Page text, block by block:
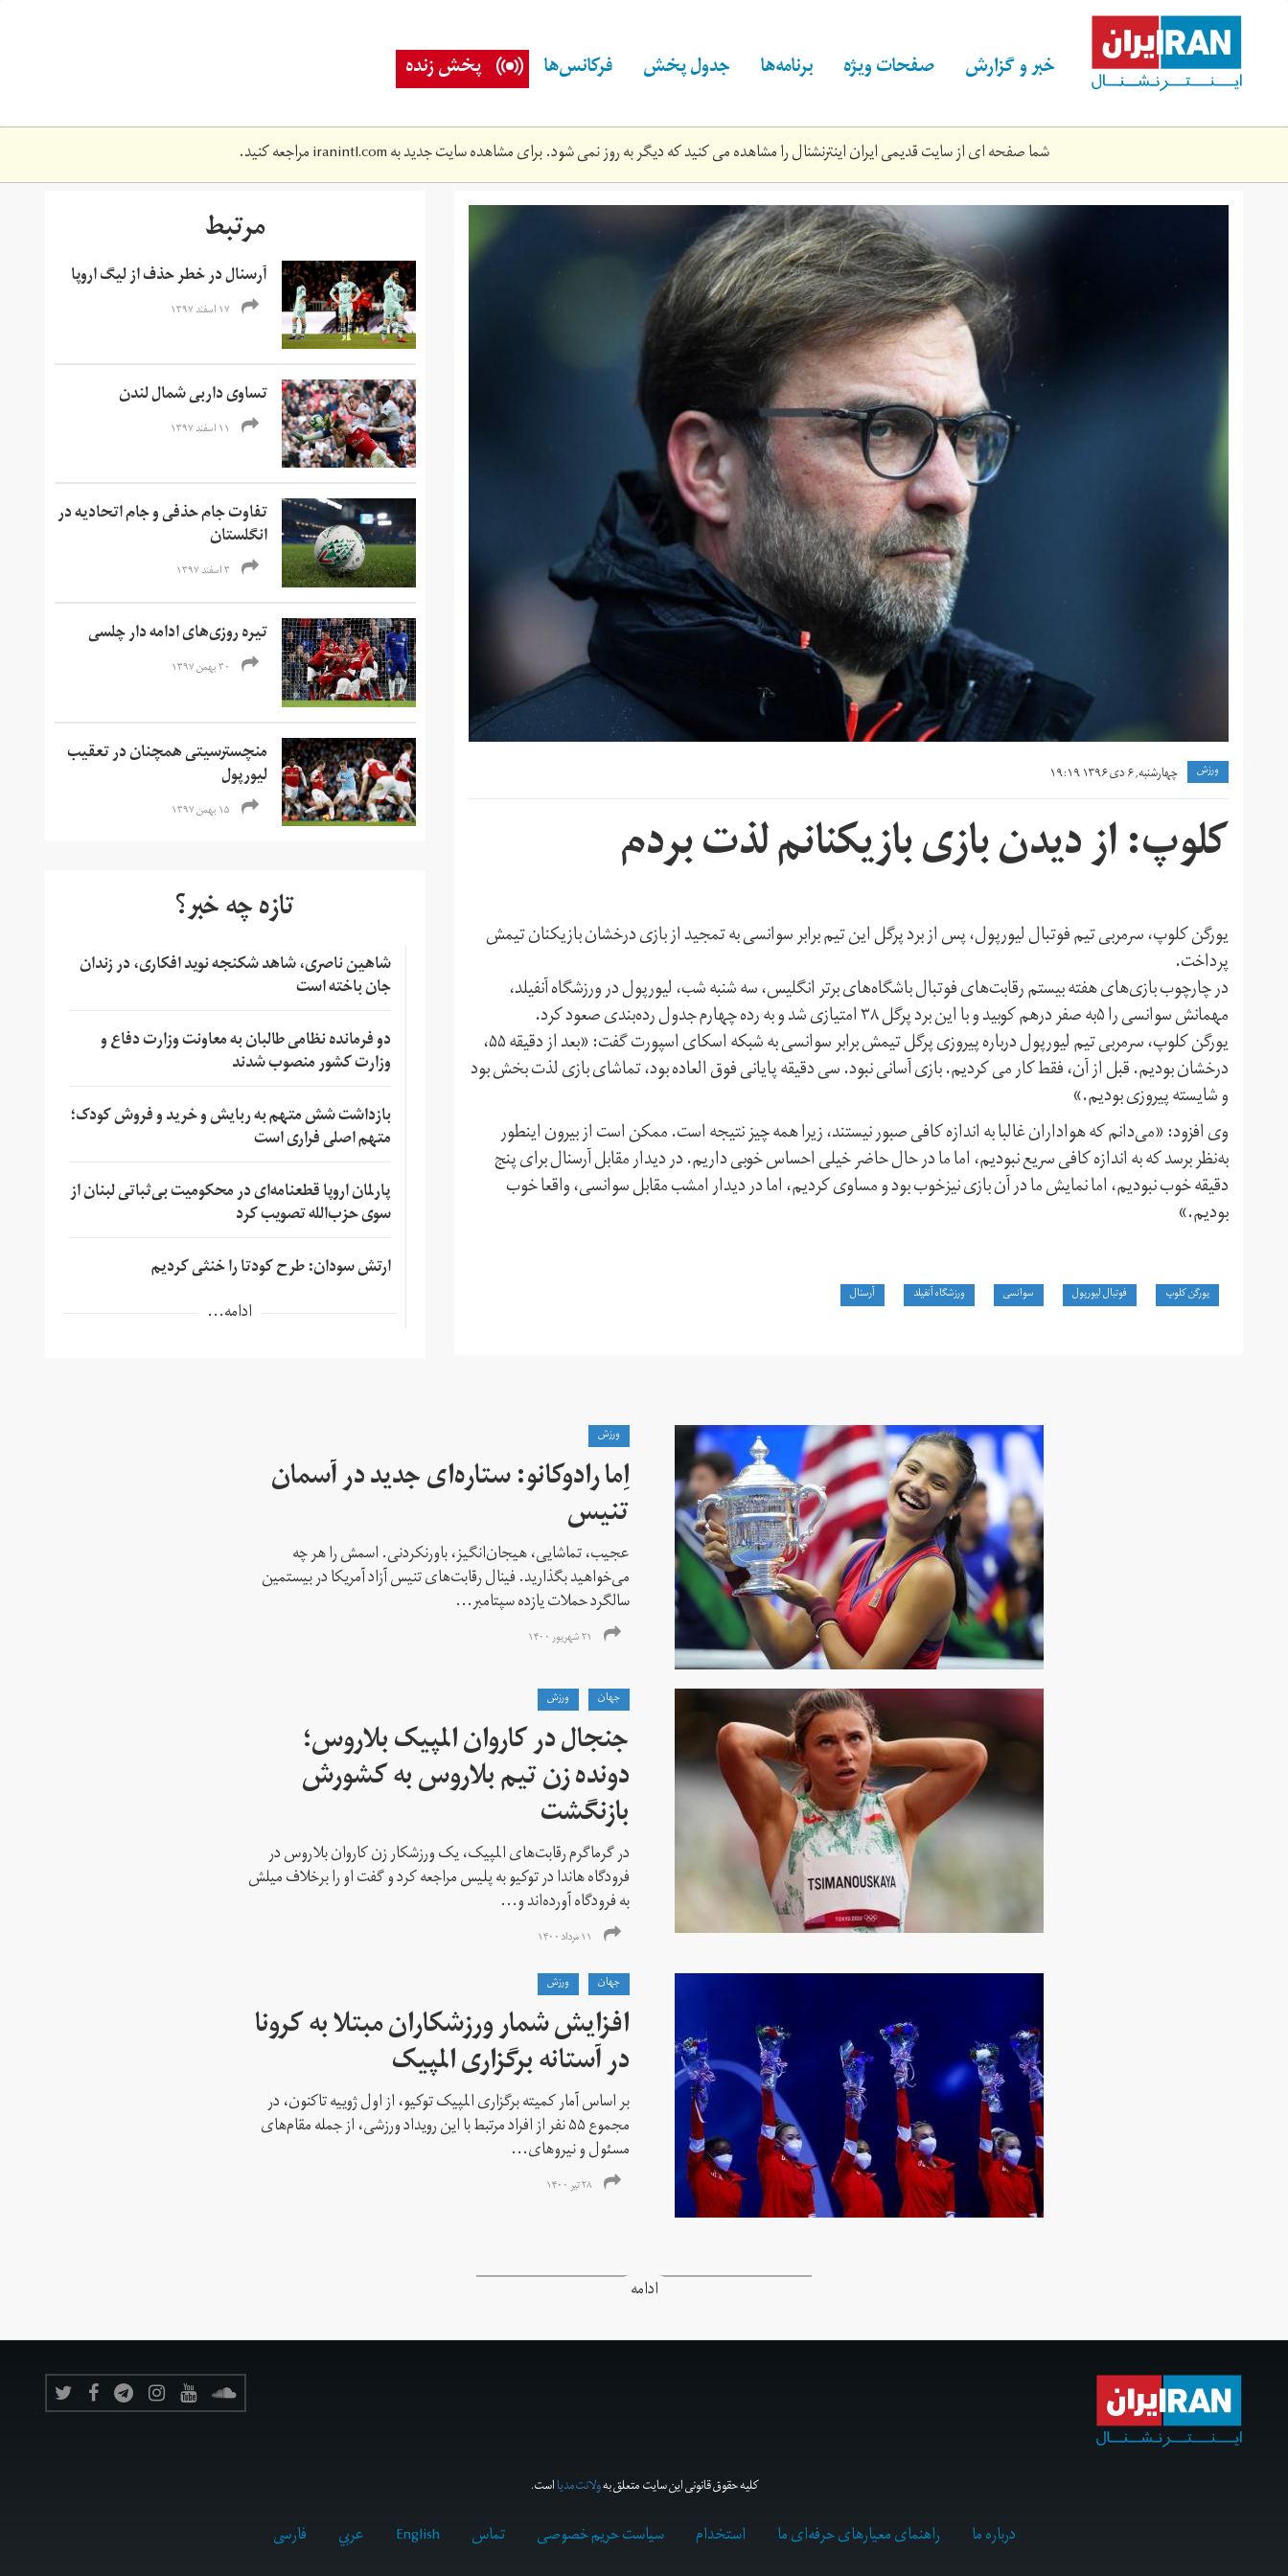
content خبر و گزارش صفحات ویژه برنامه‌ها جدول پخش فرکانس‌ها پخش زنده
شما صفحه ای از سایت قدیمی ایران اینترنشنال را مشاهده می کنید که دیگر به روز نمی شود. برای مشاهده سایت جدید بهiranintl.comمراجعه کنید.
dccg_cvxgae3ku1.jpg
ورزش چهارشنبه, ۶ دی ۱۳۹۶ ۱۹:۱۹
کلوپ: از دیدن بازی بازیکنانم لذت بردم
یورگن کلوپ، سرمربی تیم فوتبال لیورپول، پس از برد پرگل این تیم برابر سوانسی به تمجید از بازی درخشان بازیکنان تیمش
پرداخت.
در چارچوب بازی‌های هفته بیستم رقابت‌های فوتبال باشگاه‌های برتر انگلیس، سه شنبه شب، لیورپول در ورزشگاه آنفیلد،
مهمانش سوانسی را ۵به صفر درهم کوبید و با این برد پرگل ۳۸ امتیازی شد و به رده چهارم جدول رده‌بندی صعود کرد.
یورگن کلوپ، سرمربی تیم لیورپول درباره پیروزی پرگل تیمش برابر سوانسی به شبکه اسکای اسپورت گفت: «بعد از دقیقه ۵۵،
درخشان بودیم. قبل از آن، فقط کار می کردیم. بازی آسانی نبود. سی دقیقه پایانی فوق العاده بود، تماشای بازی لذت بخش بود
و شایسته پیروزی بودیم.»
وی افزود: «می‌دانم که هواداران غالبا به اندازه کافی صبور نیستند، زیرا همه چیز نتیجه است. ممکن است از بیرون اینطور
به‌نظر برسد که به اندازه کافی سریع نبودیم، اما ما در حال حاضر خیلی احساس خوبی داریم. در دیدار مقابل آرسنال برای پنج
دقیقه خوب نبودیم، اما نمایش ما در آن بازی نیزخوب بود و مساوی کردیم، اما در دیدار امشب مقابل سوانسی، واقعا خوب
بودیم.»
یورگن کلوپ فوتبال لیورپول سوانسی ورزشگاه آنفیلد آرسنال
مرتبط
آرسنال در خطر حذف از لیگ اروپا
۱۷ اسفند ۱۳۹۷
تساوی داربی شمال لندن
۱۱ اسفند ۱۳۹۷
تفاوت جام حذفی و جام اتحادیه در
انگلستان
۳ اسفند ۱۳۹۷
تیره روزی‌های ادامه دار چلسی
۳۰ بهمن ۱۳۹۷
منچسترسیتی همچنان در تعقیب
لیورپول
۱۵ بهمن ۱۳۹۷
تازه چه خبر؟
شاهین ناصری، شاهد شکنجه نوید افکاری، در زندان
جان باخته است
دو فرمانده نظامی طالبان به معاونت وزارت دفاع و
وزارت کشور منصوب شدند
بازداشت شش متهم به ربایش و خرید و فروش کودک؛
متهم اصلی فراری است
پارلمان اروپا قطعنامه‌ای در محکومیت بی‌ثباتی لبنان از
سوی حزب‌الله تصویب کرد
ارتش سودان: طرح کودتا را خنثی کردیم
ادامه...
ورزش
اِما رادوکانو: ستاره‌ای جدید در آسمان
تنیس
عجیب، تماشایی، هیجان‌انگیز، باورنکردنی. اسمش را هر چه
می‌خواهید بگذارید. فینال رقابت‌های تنیس آزاد آمریکا در بیستمین
سالگرد حملات یازده سپتامبر...
۲۱ شهریور ۱۴۰۰
جهان ورزش
جنجال در کاروان المپیک بلاروس؛
دونده زن تیم بلاروس به کشورش
بازنگشت
در گرماگرم رقابت‌های المپیک، یک ورزشکار زن کاروان بلاروس در
فرودگاه هاندا در توکیو به پلیس مراجعه کرد و گفت او را برخلاف میلش
به فرودگاه آورده‌اند و...
۱۱ مرداد ۱۴۰۰
جهان
ورزش
افزایش شمار ورزشکاران مبتلا به کرونا
در آستانه برگزاری المپیک
بر اساس آمار کمیته برگزاری المپیک توکیو، از اول ژوییه تاکنون، در
مجموع ۵۵ نفر از افراد مرتبط با این رویداد ورزشی، از جمله مقام‌های
مسئول و نیروهای...
۲۸ تیر ۱۴۰۰
ادامه
کلیه حقوق قانونی این سایت متعلق بهولانت‌مدیااست.
درباره ما راهنمای معیارهای حرفه‌ای ما استخدام سیاست حریم خصوصی تماس English عربي فارسى